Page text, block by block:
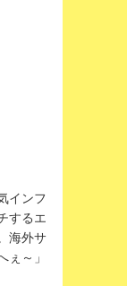
インフ
するエ
海外サ
～」